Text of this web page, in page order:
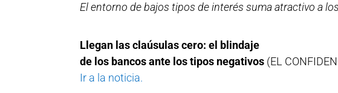
El entorno de bajos tipos de interés suma atractivo a
Llegan las claúsulas cero: el blindaje
de los bancos ante los tipos negativos (EL
Ir a la noticia.